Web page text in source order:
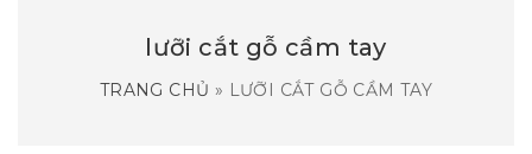
lưỡi cắt gỗ cầm tay
TRANG CHỦ » LƯỠI CẮT GỖ CẦM TAY